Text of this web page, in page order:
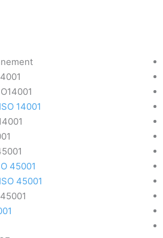
14001
45001
45001